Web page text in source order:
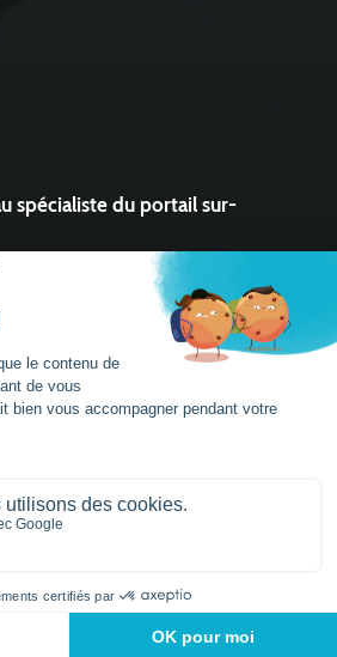
spécialiste du portail sur-
l'activité portail de votre entreprise ?
avec un service et des outils qui
2156920NOYAL-PONTIVY - FRANCE
95 60
© 2026 - conçu parLamour du Web